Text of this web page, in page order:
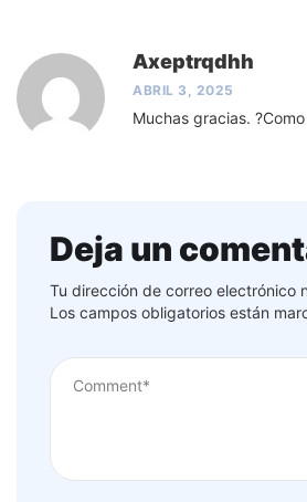
Axeptrqdhh
ABRIL 3, 2025
Muchas gracias.
Deja un
Tu dirección de correo electrónico
Los campos obligatorios están